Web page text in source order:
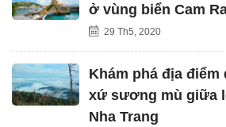
ở vùng biển Cam
29 Th5, 2020
Khám phá địa điểm
xứ sương mù giữa
Nha Trang